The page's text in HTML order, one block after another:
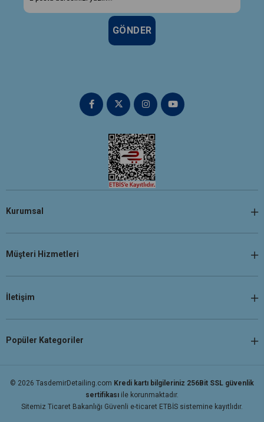
GÖNDER
Kurumsal
Müşteri Hizmetleri
İletişim
Popüler Kategoriler
© 2026 TasdemirDetailing.com Kredi kartı bilgileriniz 256Bit SSL güvenlik
sertifikası ile korunmaktadır.
Sitemiz Ticaret Bakanlığı Güvenli e-ticaret ETBİS sistemine kayıtlıdır.